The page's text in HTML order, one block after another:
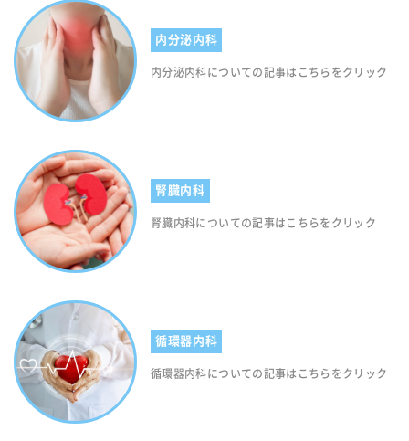
内分泌内科
内分泌内科についての記事はこちらをクリック
腎臓内科
腎臓内科についての記事はこちらをクリック
循環器内科
循環器内科についての記事はこちらをクリック